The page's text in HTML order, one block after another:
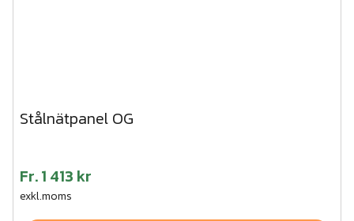
Stålnätpanel OG
Fr.1 413 kr
exkl.moms